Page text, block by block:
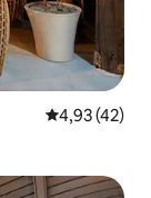
Classificação
4,93 (42)